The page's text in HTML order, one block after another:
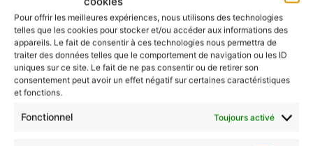
Pour offrir les meilleures expériences, nous utilisons des technologies
telles que les cookies pour stocker et/ou accéder aux informations des
appareils. Le fait de consentir à ces technologies nous permettra de
traiter des données telles que le comportement de navigation ou les ID
uniques sur ce site. Le fait de ne pas consentir ou de retirer son
consentement peut avoir un effet négatif sur certaines caractéristiques
et fonctions.
Fonctionnel Toujours activé